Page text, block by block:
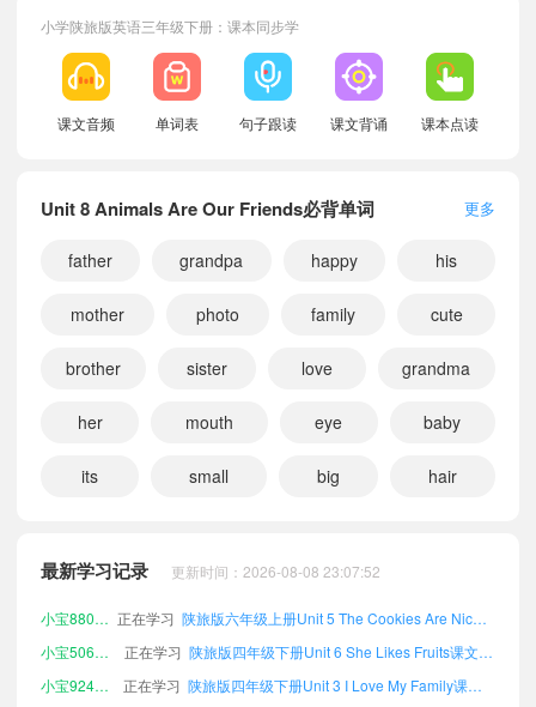
小学陕旅版英语三年级下册：课本同步学
课文音频 单词表 句子跟读 课文背诵 课本点读
Unit 8 Animals Are Our Friends必背单词 更多
father grandpa happy his
mother photo family cute
brother sister love grandma
her mouth eye baby
its small big hair
最新学习记录 更新时间：2026-08-08 23:07:52
小宝218818
陕旅版五年级下册Vocabulary课文朗读
小宝272515
小宝506680
正在学习
陕旅版四年级下册Unit 6 She Likes Fruits课文朗读
小宝924931
正在学习
陕旅版四年级下册Unit 3 I Love My Family课文朗读
小宝875274
正在学习 陕旅版六年级下册Units 1-4 Review 1课文朗读